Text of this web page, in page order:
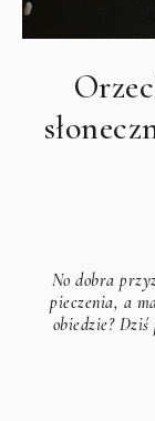
No dobra
pieczenia, a
obiedzie?